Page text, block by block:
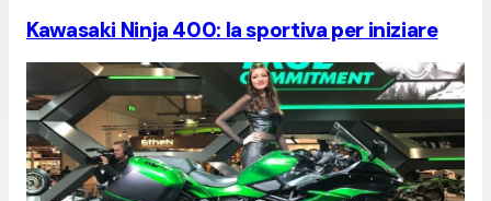
Kawasaki Ninja 400: la sportiva per iniziare